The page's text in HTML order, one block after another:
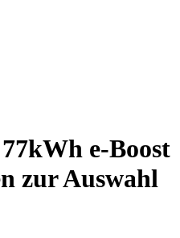
e-Boost
zur Auswahl